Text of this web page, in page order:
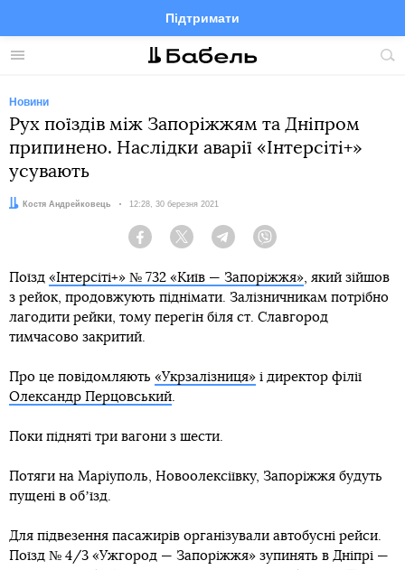
Меню
Підтримати
FacebookTelegramTwitter
Новини
Рух поїздів між Запоріжжям та Дніпром
припинено. Наслідки аварії «Інтерсіті+»
усувають
Автор:Костя Андрейковець Дата:
12:28, 30 березня 2021
Facebook Twitter Telegram
Поїзд «Інтерсіті+» № 732 «Київ — Запоріжжя», який зійшов
з рейок, продовжують піднімати. Залізничникам потрібно
лагодити рейки, тому перегін біля ст. Славгород
тимчасово закритий.
Про це повідомляють «Укрзалізниця» і директор філії
Олександр Перцовський.
Поки підняті три вагони з шести.
Потяги на Маріуполь, Новоолексіївку, Запоріжжя будуть
пущені в обʼїзд.
Для підвезення пасажирів організували автобусні рейси.
Поїзд № 4/3 «Ужгород — Запоріжжя» зупинять в Дніпрі —